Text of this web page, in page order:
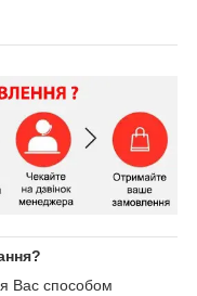
Вас способом